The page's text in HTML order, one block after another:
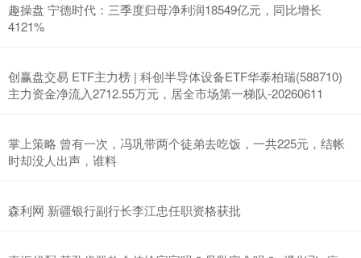
趣操盘 宁德时代：三季度归母净利润18549亿元，同比增长
4121%
创赢盘交易 ETF主力榜 | 科创半导体设备ETF华泰柏瑞(588710)
主力资金净流入2712.55万元，居全市场第一梯队-20260611
掌上策略 曾有一次，冯巩带两个徒弟去吃饭，一共225元，结帐
时却没人出声，谁料
森利网 新疆银行副行长李江忠任职资格获批